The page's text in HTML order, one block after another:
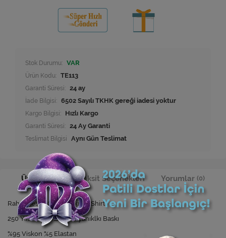
Stok Durumu: VAR
Ürün Kodu: TE113
Garanti Süresi: 24 ay
İade Bilgisi:
Kargo Bilgisi: Hızlı Kargo
Garanti Süresi: 24 Ay Garanti
Teslimat Bilgisi Aynı Gün Teslimat
Ürün Bilgisi Taksit Seçenekleri Yorumlar (0)
Rahat Kesim Özel Baskılı T-Shirt
250 Yıkamaya Kadar Dayanıklkı Baskı
%95 Viskon %5 Elastan